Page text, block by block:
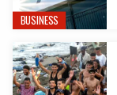
BUSINESS